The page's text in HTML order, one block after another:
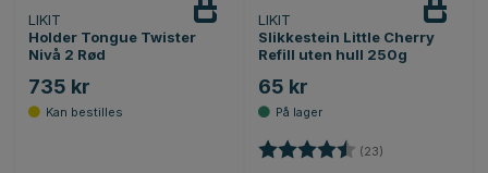
LIKIT
Holder Tongue Twister
Nivå 2 Rød
735 kr
LIKIT
Slikkestein Little Cherry
Refill uten hull 250g
65 kr
Karakter: (23)